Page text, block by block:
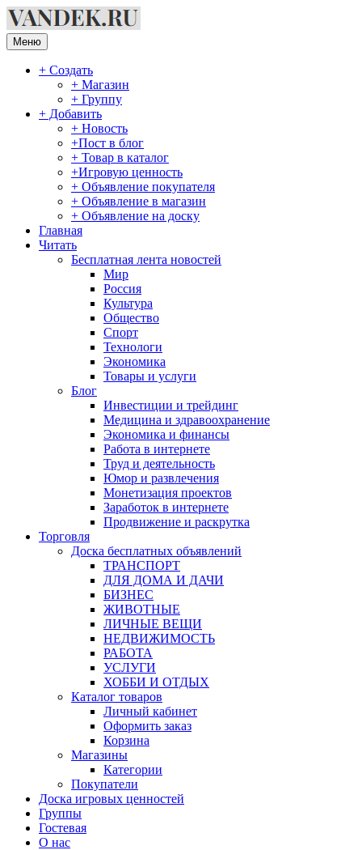
Перейти
к
содержимому
Меню
+ Создать
+ Магазин
+ Группу
+ Добавить
+ Новость
+Пост в блог
+ Товар в каталог
+Игровую ценность
+ Объявление покупателя
+ Объявление в магазин
+ Объявление на доску
Главная
Читать
Бесплатная лента новостей
Мир
Россия
Культура
Общество
Спорт
Технологи
Экономика
Товары и услуги
Блог
Инвестиции и трейдинг
Медицина и здравоохранение
Экономика и финансы
Работа в интернете
Труд и деятельность
Юмор и развлечения
Монетизация проектов
Заработок в интернете
Продвижение и раскрутка
Торговля
Доска бесплатных объявлений
ТРАНСПОРТ
ДЛЯ ДОМА И ДАЧИ
БИЗНЕС
ЖИВОТНЫЕ
ЛИЧНЫЕ ВЕЩИ
НЕДВИЖИМОСТЬ
РАБОТА
УСЛУГИ
ХОББИ И ОТДЫХ
Каталог товаров
Личный кабинет
Оформить заказ
Корзина
Магазины
Категории
Покупатели
Доска игровых ценностей
Группы
Гостевая
О нас